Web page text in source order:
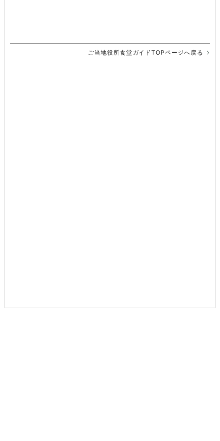
ご当地役所食堂ガイドTOPページへ戻る